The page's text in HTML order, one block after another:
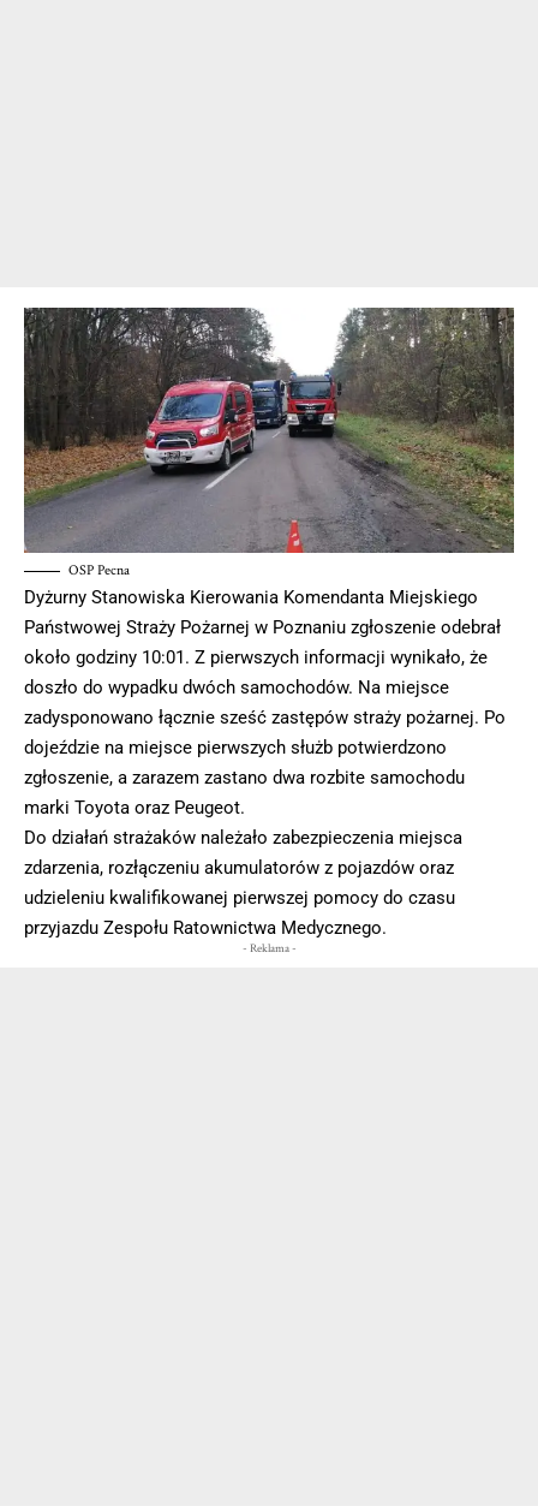
OSP Pecna
Dyżurny Stanowiska Kierowania Komendanta Miejskiego
Państwowej Straży Pożarnej w Poznaniu zgłoszenie odebrał
około godziny 10:01. Z pierwszych informacji wynikało, że
doszło do wypadku dwóch samochodów. Na miejsce
zadysponowano łącznie sześć zastępów straży pożarnej. Po
dojeździe na miejsce pierwszych służb potwierdzono
zgłoszenie, a zarazem zastano dwa rozbite samochodu
marki Toyota oraz Peugeot.
Do działań strażaków należało zabezpieczenia miejsca
zdarzenia, rozłączeniu akumulatorów z pojazdów oraz
udzieleniu kwalifikowanej pierwszej pomocy do czasu
przyjazdu Zespołu Ratownictwa Medycznego.
- Reklama -